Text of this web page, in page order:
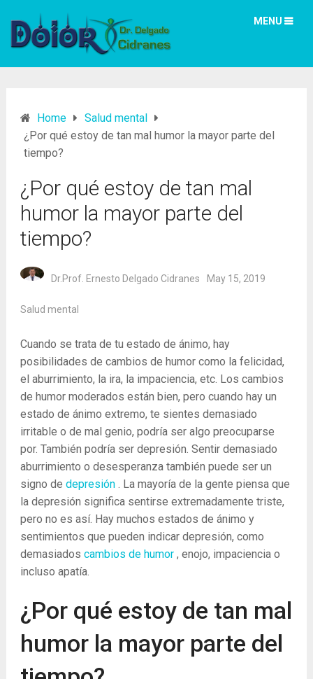
MENU
Home
Salud mental
¿Por qué estoy de tan mal humor la mayor parte del
tiempo?
¿Por qué estoy de tan mal
humor la mayor parte del
tiempo?
Dr.Prof. Ernesto Delgado Cidranes May 15, 2019
Salud mental
Cuando se trata de tu estado de ánimo, hay
posibilidades de cambios de humor como la felicidad,
el aburrimiento, la ira, la impaciencia, etc. Los cambios
de humor moderados están bien, pero cuando hay un
estado de ánimo extremo, te sientes demasiado
irritable o de mal genio, podría ser algo preocuparse
por. También podría ser depresión. Sentir demasiado
aburrimiento o desesperanza también puede ser un
signo de depresión. La mayoría de la gente piensa que
la depresión significa sentirse extremadamente triste,
pero no es así. Hay muchos estados de ánimo y
sentimientos que pueden indicar depresión, como
demasiados cambios de humor, enojo, impaciencia o
incluso apatía.
¿Por qué estoy de tan mal
humor la mayor parte del